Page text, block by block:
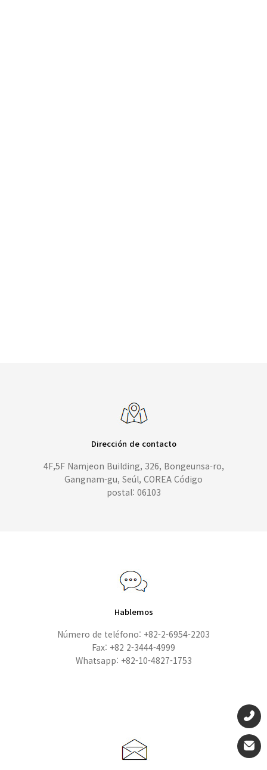
Dirección de contacto
4F,5F Namjeon Building, 326, Bongeunsa-ro,
Gangnam-gu, Seúl, COREA Código
postal: 06103
Hablemos
Número de teléfono: +82-2-6954-2203
Fax: +82 2-3444-4999
Whatsapp: +82-10-4827-1753